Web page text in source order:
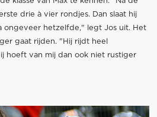
drie à vier rondjes. Dan slaat hij
ongeveer hetzelfde," legt Jos uit. Het
gaat rijden. "Hij rijdt heel
hoeft van mij dan ook niet rustiger